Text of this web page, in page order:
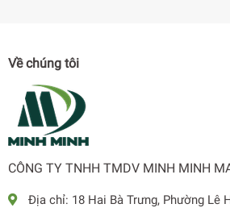
Về chúng tôi
CÔNG TY TNHH TMDV MINH MINH
Địa chỉ: 18 Hai Bà Trưng, Phường Lê